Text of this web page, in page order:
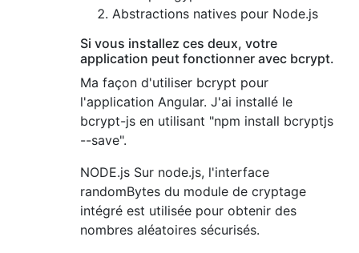
Abstractions natives pour Node.js
Si vous installez ces deux, votre
application peut fonctionner avec bcrypt.
Ma façon d'utiliser bcrypt pour
l'application Angular. J'ai installé le
bcrypt-js en utilisant "npm install bcryptjs
--save".
NODE.js Sur node.js, l'interface
randomBytes du module de cryptage
intégré est utilisée pour obtenir des
nombres aléatoires sécurisés.